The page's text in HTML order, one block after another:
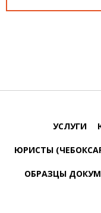
УСЛУГИ
ЮРИСТЫ
ОБРАЗЦЫ